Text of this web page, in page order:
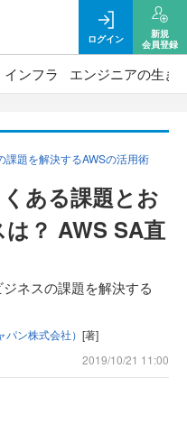
ログイン
新規
会員登録
インフラ エンジニアの生き
題を解決するAWSの活用術
ある課題とお
？ AWS SA直
ネスの課題を解決する
ン株式会社） [著]
2019/10/21 11:00